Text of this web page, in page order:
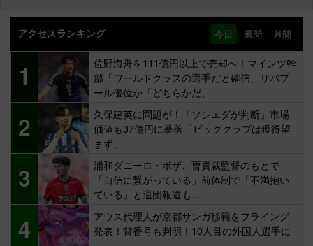
アクセスランキング 今日 週間 月間
1
佐野海舟を111億円以上で売却へ！マインツ幹
部「ワールドクラスの選手だと確信」リバプ
ール優位か「どちらかだ」
2
久保建英に問題が！「ソシエダが判断」市場
価値も37億円に暴落「ビッグクラブは獲得望
まず」
3
浦和ダニーロ・ボザ、曺貴裁監督のもとで
「自信に繋がっている」前体制で「不満抱い
ている」と退団報道も…
4
アウス代理人が京都サンガ移籍をフライング
発表！背番号も判明！10人目の外国人選手に